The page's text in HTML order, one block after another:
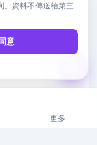
更多
。資料不傳送給第三
意